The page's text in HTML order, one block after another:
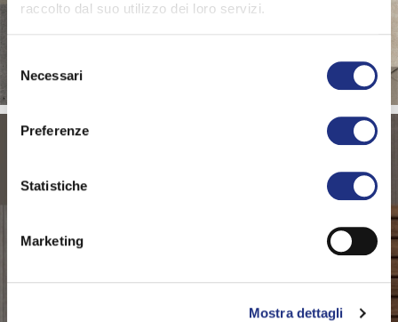
raccolto dal suo utilizzo dei loro servizi.
delNecessari
Preferenze
Statistiche
Marketing
Mostra dettagli